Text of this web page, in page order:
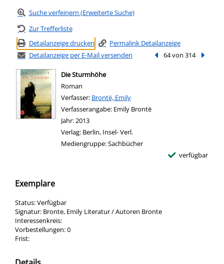
Suche verfeinern (Erweiterte Suche)
Zur Trefferliste
Detailanzeige drucken
Permalink Detailanzeige
Detailanzeige per E-Mail versenden
Vorheriger Treffer
64 von 314
Die Sturmhöhe
Roman
Verfasser: Suche nach diesem Verfasser
Brontë, Emily
Verfasserangabe: Emily Brontë
Jahr:2013
Verlag: Berlin, Insel- Verl.
Mediengruppe:Sachbücher
verfügbar
Exemplare
Status:Verfügbar
Signatur: Bronte, Emily Literatur / Autoren Bronte
Interessenkreis:
Vorbestellungen:0
Frist: